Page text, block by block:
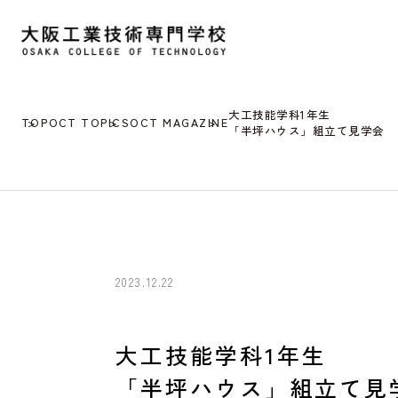
TOPOCT TOPICSOCT MAGAZINE大工技能学科1年生
「半坪ハウス」組立て見学会
2023.12.22
大工技能学科1年生
「半坪ハウス」組立て見